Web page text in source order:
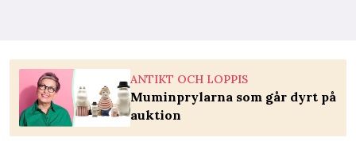
ANTIKT OCH LOPPIS
Muminprylarna som går dyrt på
auktion